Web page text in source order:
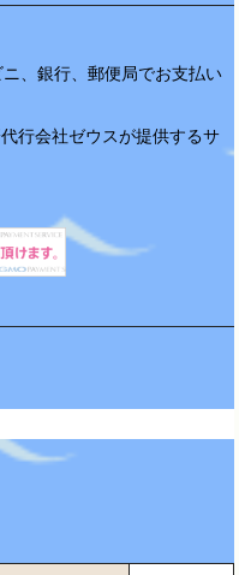
、銀行、郵便局でお支払い
行会社ゼウスが提供するサ